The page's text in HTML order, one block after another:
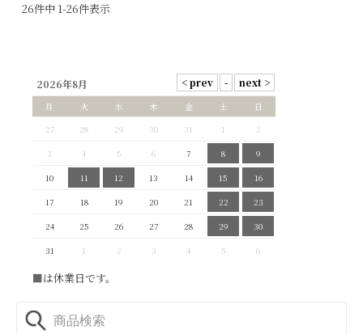
26件中 1-26件表示
2026年8月
月 火 水 木 金 土
日
27
28 29 30 31 1
2
3
4 5 6 7 8
9
10
11 12 13 14 15
16
17
18 19 20 21 22
23
24
25 26 27 28 29
30
31
1 2 3 4 5 6
■は休業日です。